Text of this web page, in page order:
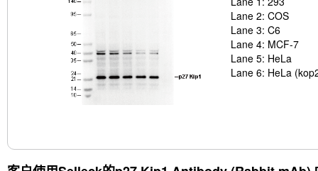
Lane 2: COS
Lane 3: C6
Lane 4: MCF-7
Lane 5: HeLa
Lane 6: HeLa